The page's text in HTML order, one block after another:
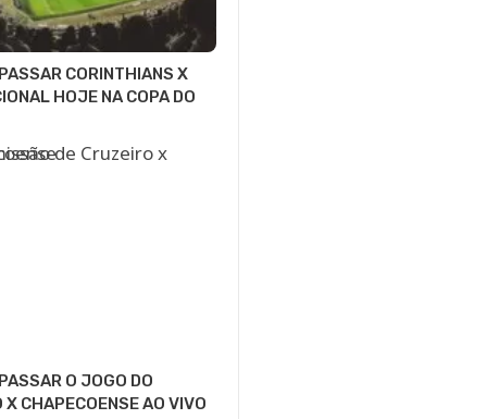
CORINTHIANS X
HOJE NA COPA DO
O JOGO DO
X CHAPECOENSE AO VIVO